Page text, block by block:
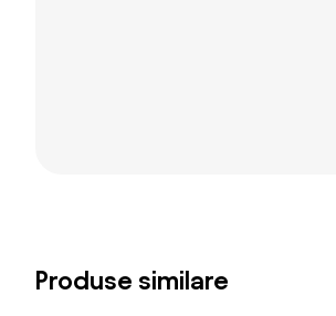
Produse similare